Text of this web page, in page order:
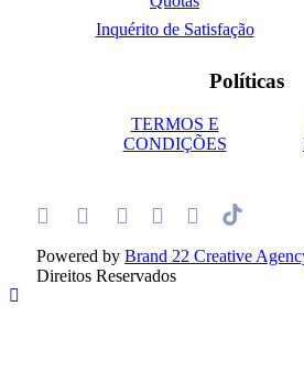
Inquérito de Satisfação
Políticas
TERMOS E
CONDIÇÕES
Powered by Brand 22 Creative
Direitos Reservados